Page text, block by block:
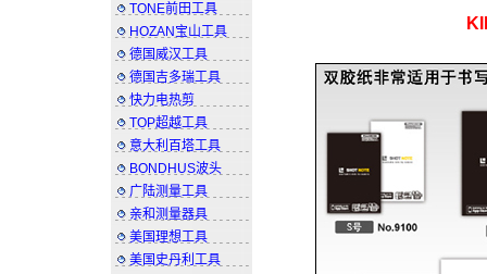
TONE前田工具
HOZAN宝山工具
德国威汉工具
德国吉多瑞工具
快力电热剪
TOP超越工具
意大利百塔工具
BONDHUS波头
广陆测量工具
亲和测量器具
美国理想工具
美国史丹利工具